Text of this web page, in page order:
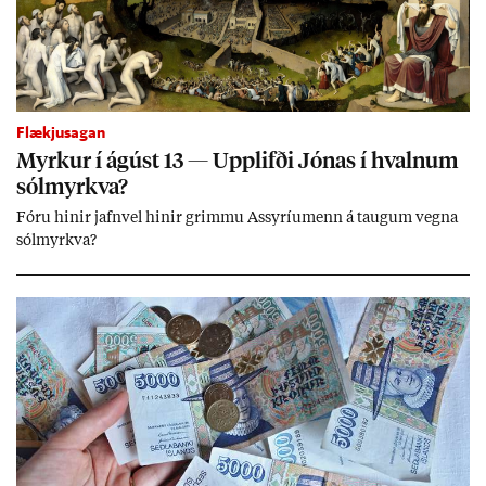
Flækjusagan
Myrk­ur í ág­úst 13 — Upp­lifði Jón­as í hvaln­um
sól­myrkva?
Fóru hinir jafn­vel hinir grimmu Ass­yríu­menn á taug­um vegna
sól­myrkva?